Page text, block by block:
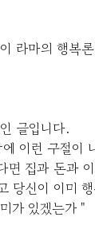
라마의 행복
글입니다.
이런 구절이
면 집과 돈과
당신이 이미
가 있겠는가＂